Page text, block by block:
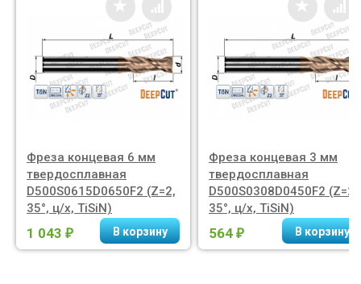
Фреза концевая 6 мм
твердосплавная
D500S0615D0650F2 (Z=2,
35°, ц/х, TiSiN)
1 043 ₽
Фреза концевая 3 мм
твердосплавная
D500S0308D0450F2 (Z=2,
35°, ц/х, TiSiN)
564 ₽